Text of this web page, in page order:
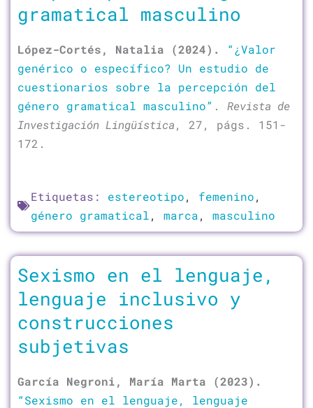
gramatical masculino
López-Cortés, Natalia (2024). “¿Valor
genérico o específico? Un estudio de
cuestionarios sobre la percepción del
género gramatical masculino” . Revista de
Investigación Lingüística, 27, págs. 151-
172.
Etiquetas: estereotipo, femenino,
género gramatical, marca, masculino
Sexismo en el lenguaje,
lenguaje inclusivo y
construcciones
subjetivas
García Negroni, María Marta (2023).
“Sexismo en el lenguaje, lenguaje